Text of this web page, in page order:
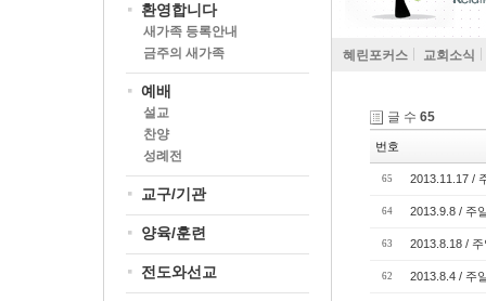
환영합니다
새가족 등록안내
금주의 새가족
예배
설교
찬양
성례전
교구/기관
양육/훈련
전도와선교
혜린포커스 교회소식
글 수 65
번호
65 2013.11.17 /
64 2013.9.8 / 주
63 2013.8.18 /
62 2013.8.4 / 주